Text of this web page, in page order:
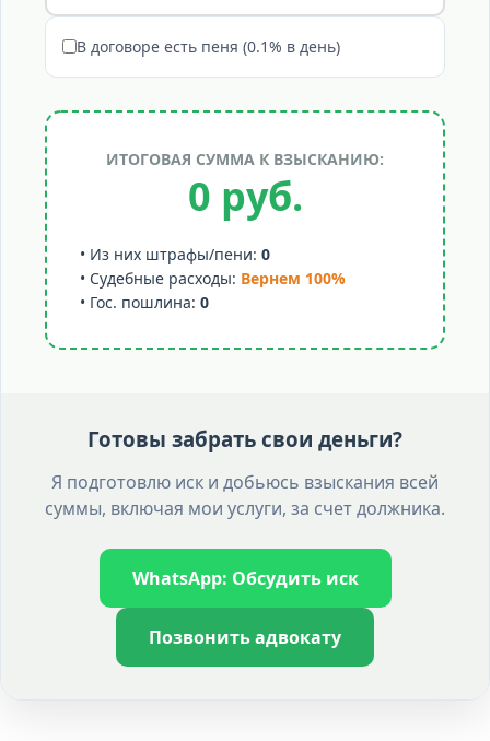
В договоре есть пеня (0.1% в день)
ИТОГОВАЯ СУММА К ВЗЫСКАНИЮ:
0 руб.
• Из них штрафы/пени: 0
• Судебные расходы: Вернем 100%
• Гос. пошлина: 0
Готовы забрать свои деньги?
Я подготовлю иск и добьюсь взыскания всей
суммы, включая мои услуги, за счет должника.
WhatsApp: Обсудить иск
Позвонить адвокату